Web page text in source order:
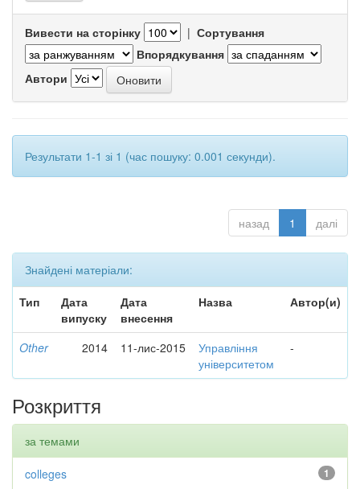
Вивести на сторінку | Сортування
Впорядкування
Автори
Результати 1-1 зі 1 (час пошуку: 0.001 секунди).
назад 1 далі
Знайдені матеріали:
Тип
Дата
випуску
Дата
внесення
Назва Автор(и)
Other 2014 11-лис-2015
Управління
університетом
-
Розкриття
за темами
1
colleges